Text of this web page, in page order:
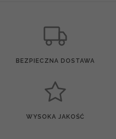
BEZPIECZNA DOSTAWA
WYSOKA JAKOŚĆ